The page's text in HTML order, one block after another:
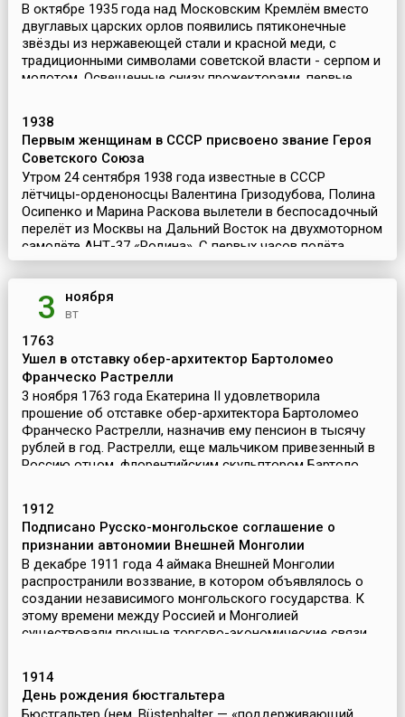
В октябре 1935 года над Московским Кремлём вместо
двуглавых царских орлов появились пятиконечные
звёзды из нержавеющей стали и красной меди, с
традиционными символами советской власти - серпом и
молотом. Освещенные снизу прожекторами, первые
1938
Первым женщинам в СССР присвоено звание Героя
Советского Союза
Утром 24 сентября 1938 года известные в СССР
лётчицы-орденоносцы Валентина Гризодубова, Полина
Осипенко и Марина Раскова вылетели в беспосадочный
перелёт из Москвы на Дальний Восток на двухмоторном
самолёте АНТ-37 «Родина». С первых часов полёта ...
3 ноября
вт
1763
Ушел в отставку обер-архитектор Бартоломео
Франческо Растрелли
3 ноября 1763 года Екатерина II удовлетворила
прошение об отставке обер-архитектора Бартоломео
Франческо Растрелли, назначив ему пенсион в тысячу
рублей в год. Растрелли, еще мальчиком привезенный в
Россию отцом, флорентийским скульптором Бартоло...
1912
Подписано Русско-монгольское соглашение о
признании автономии Внешней Монголии
В декабре 1911 года 4 аймака Внешней Монголии
распространили воззвание, в котором объявлялось о
создании независимого монгольского государства. К
этому времени между Россией и Монголией
существовали прочные торгово-экономические связи,
1914
День рождения бюстгальтера